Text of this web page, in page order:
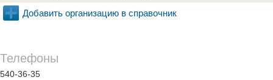
Добавить организацию в справочник
Телефоны
540-36-35